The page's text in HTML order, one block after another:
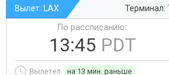
Вылет: LAX
Терминал:
По рассписанию:
13:45 PDT
Вылетел на 13 мин. раньше